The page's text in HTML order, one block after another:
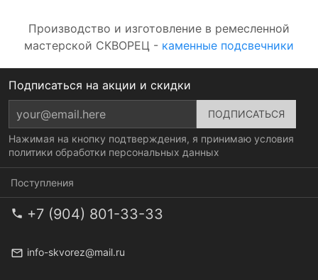
Производство и изготовление в ремесленной
мастерской СКВОРЕЦ - каменные подсвечники
Подписаться на акции и скидки
Нажимая на кнопку подтверждения, я принимаю условия
политики обработки персональных данных
Поступления
+7 (904) 801-33-33
info-skvorez@mail.ru